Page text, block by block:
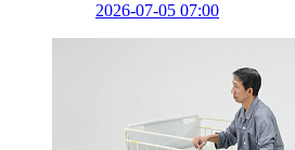
2026-07-05 07:00